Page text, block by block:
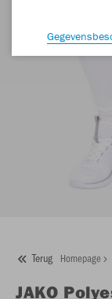
Terug Homepage
JAKO